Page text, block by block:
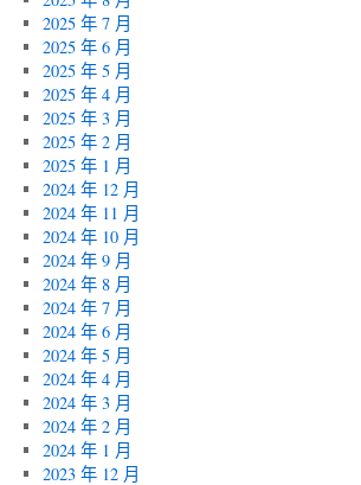
2025 年 7 月
2025 年 6 月
2025 年 5 月
2025 年 4 月
2025 年 3 月
2025 年 2 月
2025 年 1 月
2024 年 12 月
2024 年 11 月
2024 年 10 月
2024 年 9 月
2024 年 8 月
2024 年 7 月
2024 年 6 月
2024 年 5 月
2024 年 4 月
2024 年 3 月
2024 年 2 月
2024 年 1 月
2023 年 12 月